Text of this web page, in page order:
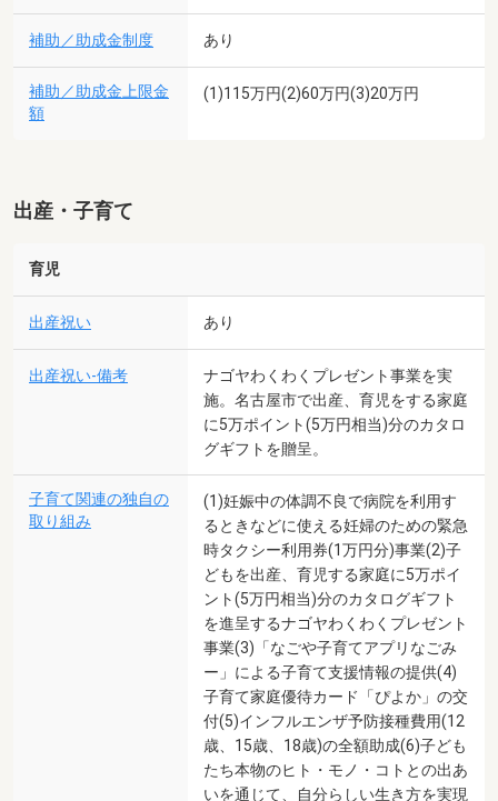
補助／助成金制度 あり
補助／助成金上限金
額
(1)115万円(2)60万円(3)20万円
出産・子育て
育児
出産祝い あり
出産祝い-備考
ナゴヤわくわくプレゼント事業を実
施。名古屋市で出産、育児をする家庭
に5万ポイント(5万円相当)分のカタロ
グギフトを贈呈。
子育て関連の独自の
取り組み
(1)妊娠中の体調不良で病院を利用す
るときなどに使える妊婦のための緊急
時タクシー利用券(1万円分)事業(2)子
どもを出産、育児する家庭に5万ポイ
ント(5万円相当)分のカタログギフト
を進呈するナゴヤわくわくプレゼント
事業(3)「なごや子育てアプリなごみ
ー」による子育て支援情報の提供(4)
子育て家庭優待カード「ぴよか」の交
付(5)インフルエンザ予防接種費用(12
歳、15歳、18歳)の全額助成(6)子ども
たち本物のヒト・モノ・コトとの出あ
いを通じて、自分らしい生き方を実現